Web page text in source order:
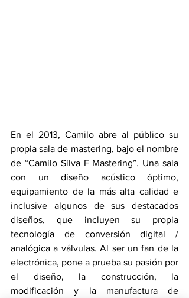
En el 2013, Camilo abre al público su
propia sala de mastering, bajo el nombre
de “Camilo Silva F Mastering”. Una sala
con un diseño acústico óptimo,
equipamiento de la más alta calidad e
inclusive algunos de sus destacados
diseños, que incluyen su propia
tecnología de conversión digital /
analógica a válvulas. Al ser un fan de la
electrónica, pone a prueba su pasión por
el diseño, la construcción, la
modificación y la manufactura de